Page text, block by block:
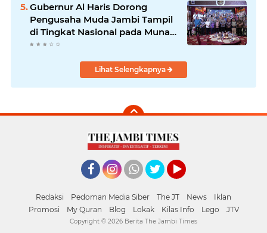
Gubernur Al Haris Dorong
Pengusaha Muda Jambi Tampil
di Tingkat Nasional pada Munas
HIPMI ke-18
Lihat Selengkapnya
Redaksi Pedoman Media Siber The JT News
Iklan
Promosi
My Quran Blog Lokak Kilas Info Lego JTV
Copyright © 2026 Berita The Jambi Times